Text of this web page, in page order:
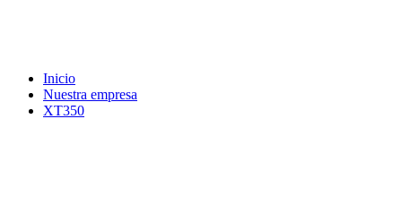
Inicio
Nuestra empresa
XT350